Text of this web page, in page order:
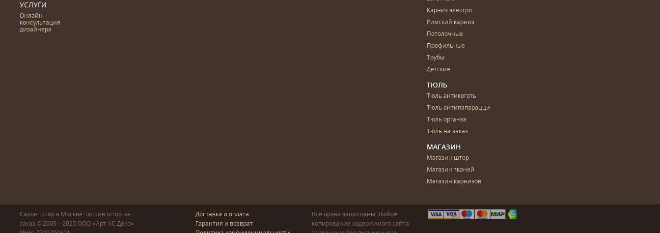
УСЛУГИ
Онлайн-
консультация
дизайнера
Карниз электро
Римский карниз
Потолочные
Профильные
Трубы
Детские
ТЮЛЬ
Тюль антикоготь
Тюль антипапарацци
Тюль органза
Тюль на заказ
МАГАЗИН
Магазин штор
Магазин тканей
Магазин карнизов
Салон штор в Москве: пошив штор на
заказ © 2005—2025 ООО «Арт АС Деко»
Доставка и оплата
Гарантия и возврат
Все права защищены. Любое
копирование содержимого сайта